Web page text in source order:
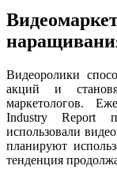
Видеоролики
акций и
маркетологов.
Industry Report
использовали
планируют
тенденция